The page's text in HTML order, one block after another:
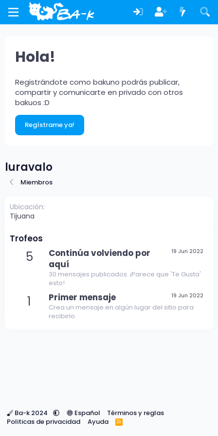
Hola!
Registrándote como bakuno podrás publicar,
compartir y comunicarte en privado con otros
bakuos :D
Regístrame ya!
luravalo
Miembros
Ubicación
Tijuana
Trofeos
5 19 Jun 2022
Continúa volviendo por
aquí
30 mensajes publicados. ¡Parece que 'Te Gusta'
esto!
1 19 Jun 2022
Primer mensaje
Crea un mensaje en algún lugar del sitio para
recibirlo.
Ba-k 2024 Español
Términos y reglas
Politicas de privacidad
Ayuda
R
S